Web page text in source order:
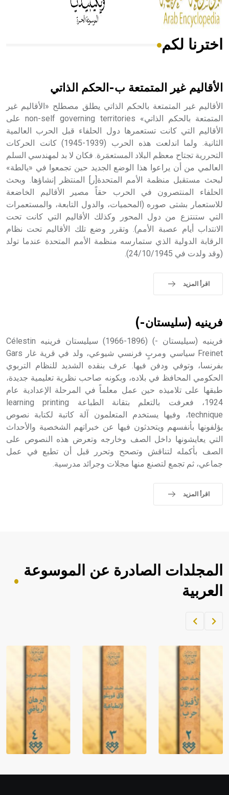
هل تعلم أن الأبسيد كلمة فرنسية اللفظ تم اعتمادها مصطلحاً
- هل تعلم أن أبجر Abgar اسم معروف جيداً يعود إلى عدد من
الملوك الذين حكموا مدينة إديسا (الرها) من أبجر الأول وحتى
التاسع، وهم ينتسبون إلى أسرة أوسروين
- هل تعلم أن الأبجدية الكنعانية تتألف من /22/ علامة كتابية
sign تكتب منفصلة غير متصلة، وتعتمد المبدأ الأكوروفوني،
حيث تقتصر القيمة الصوتية للعلامة الك
اخترنا لكم
الأقاليم غير المتمتعة ب-الحكم الذاتي
الأقاليم غير المتمتعة بالحكم الذاتي يطلق مصطلح «الأقاليم غير
المتمتعة بالحكم الذاتي» non-self governing territories على
الأقاليم التي كانت تستعمرها دول الحلفاء قبل الحرب العالمية
الثانية. ولما اندلعت هذه الحرب (1939-1945) كانت الحركات
التحررية تجتاح معظم البلاد المستعمَرة. فكان لا بد لمهندسي السلم
العالمي من أن يراعوا هذا الوضع الجديد حين تجمعوا في «يالطة»
لبحث مستقبل منظمة الأمم المتحدة[ر] المنتظر إنشاؤها. وبحث
الحلفاء المنتصرون في الحرب حقاً مصير الأقاليم الخاضعة
للاستعمار بشتى صوره (المحميات، والدول التابعة، والمستعمرات
التي ستنتزع من دول المحور وكذلك الأقاليم التي كانت تحت
الانتداب أيام عصبة الأمم). وتقرر وضع تلك الأقاليم تحت نظام
الرقابة الدولية الذي ستمارسه منظمة الأمم المتحدة عندما تولد
(وقد ولدت في 24/10/1945).
اقرأ المزيد
فرينيه (سليستان-)
فرينيه (سيليستان -) (1896-1966) سيليستان فرينيه Célestin
Freinet سياسي ومربٍ فرنسي شيوعي، ولد في قرية غار Gars
بفرنسا، وتوفي ودفن فيها. عرف بنقده الشديد للنظام التربوي
الحكومي المحافظ في بلاده، وبكونه صاحب نظرية تعليمية جديدة،
طبقها على تلاميذه حين عمل معلماً في المرحلة الإعدادية عام
1924، فعرفت بالتعلم بتقانة الطباعة learning printing
technique، وفيها يستخدم المتعلمون آلة كاتبة لكتابة نصوص
يؤلفونها بأنفسهم ويتحدثون فيها عن خبراتهم الشخصية والأحداث
التي يعايشونها داخل الصف وخارجه وتعرض هذه النصوص على
الصف بأكمله لتناقش وتصحح وتحرر قبل أن تطبع في عمل
جماعي، ثم تجمع لتصنع منها مجلات وجرائد مدرسية.
اقرأ المزيد
المجلدات الصادرة عن الموسوعة
العربية